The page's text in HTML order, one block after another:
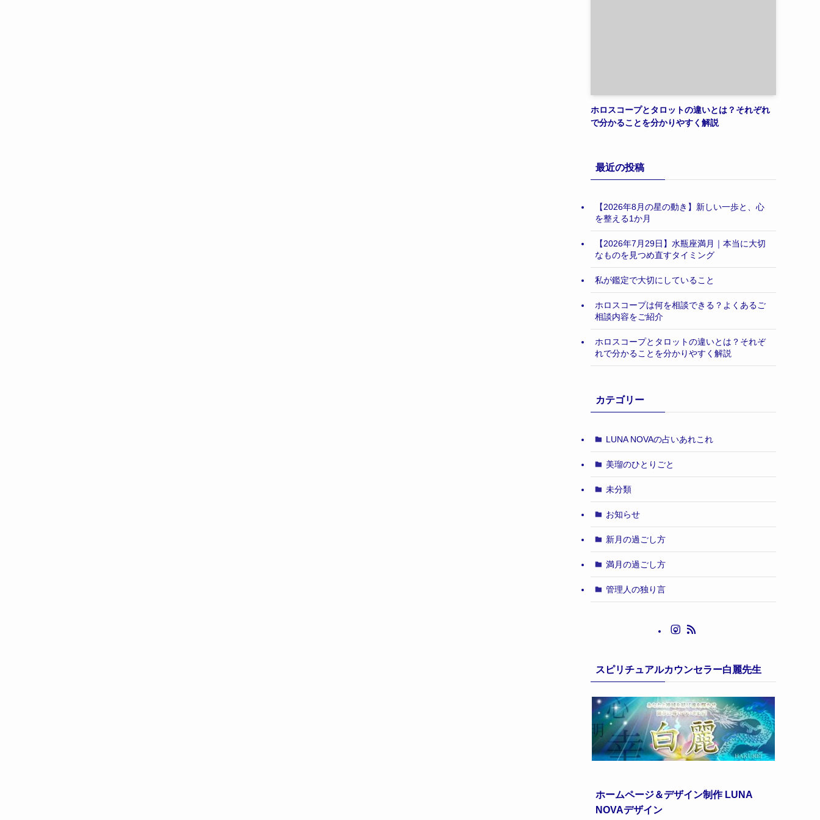
ホロスコープとタロットの違いとは？それぞれ
で分かることを分かりやすく解説
最近の投稿
【2026年8月の星の動き】新しい一歩と、心
を整える1か月
【2026年7月29日】水瓶座満月｜本当に大切
なものを見つめ直すタイミング
私が鑑定で大切にしていること
ホロスコープは何を相談できる？よくあるご
相談内容をご紹介
ホロスコープとタロットの違いとは？それぞ
れで分かることを分かりやすく解説
カテゴリー
LUNA NOVAの占いあれこれ
美瑠のひとりごと
未分類
お知らせ
新月の過ごし方
満月の過ごし方
管理人の独り言
スピリチュアルカウンセラー白麗先生
ホームページ＆デザイン制作 LUNA
NOVAデザイン